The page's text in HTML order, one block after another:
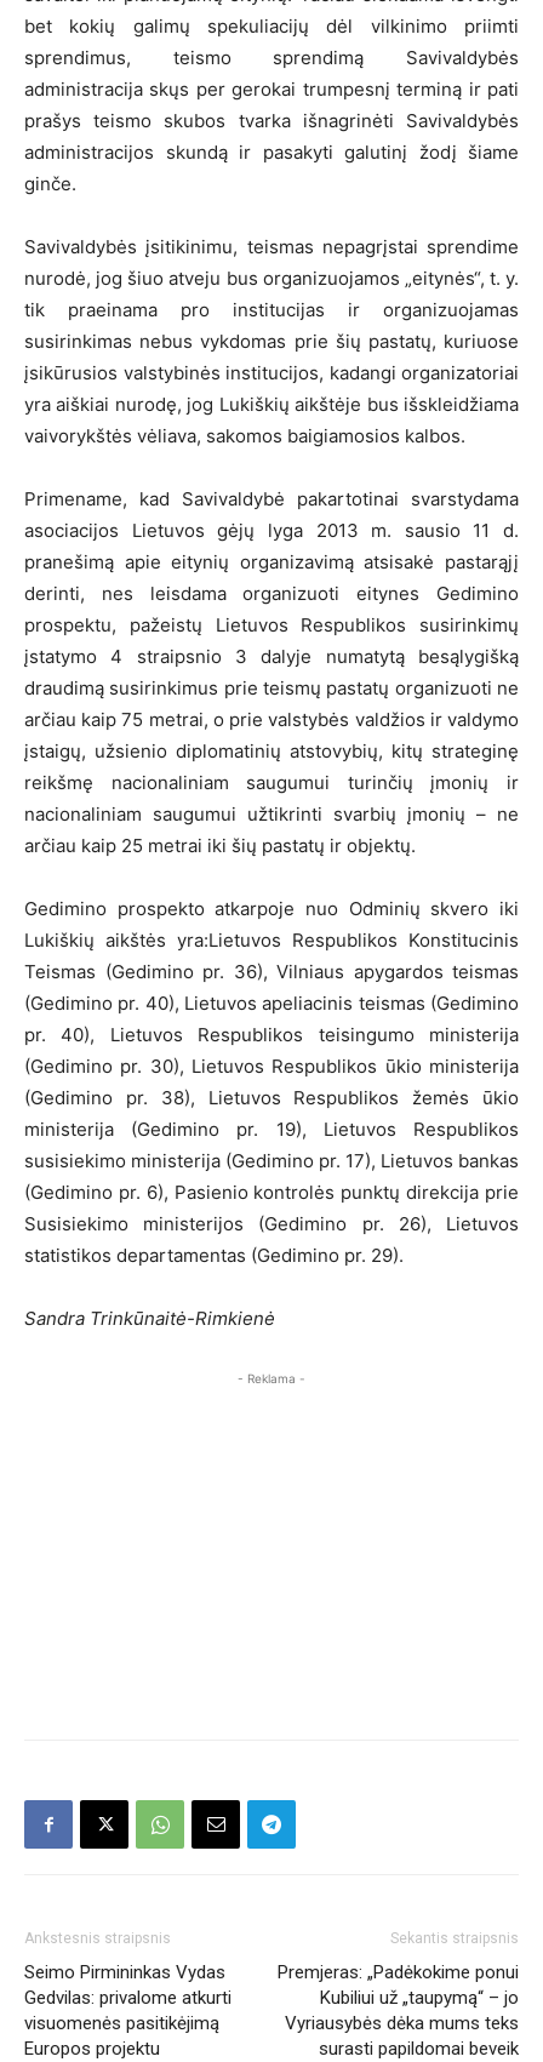
bet kokių galimų spekuliacijų dėl vilkinimo priimti
sprendimus, teismo sprendimą Savivaldybės
administracija skųs per gerokai trumpesnį terminą ir pati
prašys teismo skubos tvarka išnagrinėti Savivaldybės
administracijos skundą ir pasakyti galutinį žodį šiame
ginče.
Savivaldybės įsitikinimu, teismas nepagrįstai sprendime
nurodė, jog šiuo atveju bus organizuojamos „eitynės“, t. y.
tik praeinama pro institucijas ir organizuojamas
susirinkimas nebus vykdomas prie šių pastatų, kuriuose
įsikūrusios valstybinės institucijos, kadangi organizatoriai
yra aiškiai nurodę, jog Lukiškių aikštėje bus išskleidžiama
vaivorykštės vėliava, sakomos baigiamosios kalbos.
Primename, kad Savivaldybė pakartotinai svarstydama
asociacijos Lietuvos gėjų lyga 2013 m. sausio 11 d.
pranešimą apie eitynių organizavimą atsisakė pastarąjį
derinti, nes leisdama organizuoti eitynes Gedimino
prospektu, pažeistų Lietuvos Respublikos susirinkimų
įstatymo 4 straipsnio 3 dalyje numatytą besąlygišką
draudimą susirinkimus prie teismų pastatų organizuoti ne
arčiau kaip 75 metrai, o prie valstybės valdžios ir valdymo
įstaigų, užsienio diplomatinių atstovybių, kitų strateginę
reikšmę nacionaliniam saugumui turinčių įmonių ir
nacionaliniam saugumui užtikrinti svarbių įmonių – ne
arčiau kaip 25 metrai iki šių pastatų ir objektų.
Gedimino prospekto atkarpoje nuo Odminių skvero iki
Lukiškių aikštės yra:Lietuvos Respublikos Konstitucinis
Teismas (Gedimino pr. 36), Vilniaus apygardos teismas
(Gedimino pr. 40), Lietuvos apeliacinis teismas (Gedimino
pr. 40), Lietuvos Respublikos teisingumo ministerija
(Gedimino pr. 30), Lietuvos Respublikos ūkio ministerija
(Gedimino pr. 38), Lietuvos Respublikos žemės ūkio
ministerija (Gedimino pr. 19), Lietuvos Respublikos
susisiekimo ministerija (Gedimino pr. 17), Lietuvos bankas
(Gedimino pr. 6), Pasienio kontrolės punktų direkcija prie
Susisiekimo ministerijos (Gedimino pr. 26), Lietuvos
statistikos departamentas (Gedimino pr. 29).
Sandra Trinkūnaitė-Rimkienė
- Reklama -
Ankstesnis straipsnis
Seimo Pirmininkas Vydas
Gedvilas: privalome atkurti
visuomenės pasitikėjimą
Europos projektu
Sekantis straipsnis
Premjeras: „Padėkokime ponui
Kubiliui už „taupymą“ – jo
Vyriausybės dėka mums teks
surasti papildomai beveik